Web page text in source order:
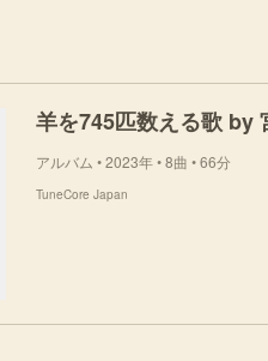
羊を745匹数える歌 by
アルバム • 2023年 • 8曲 • 66分
TuneCore Japan